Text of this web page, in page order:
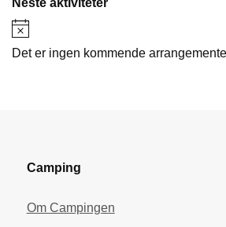
Neste aktiviteter
Det er ingen kommende
Camping
Om Campingen